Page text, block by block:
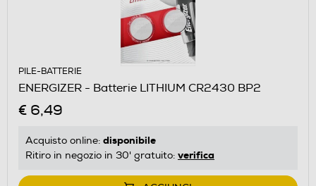
PILE-BATTERIE
ENERGIZER - Batterie LITHIUM CR2430 BP2
€ 6,49
Acquisto online: disponibile
Ritiro in negozio in 30' gratuito: verifica